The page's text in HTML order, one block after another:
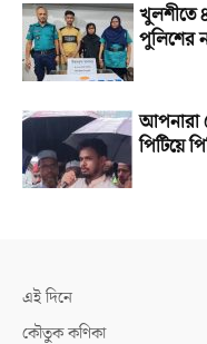
খুলশীতে
পুলিশের
আপনারা
পিটিয়ে
এই দিনে
কৌতুক কণিকা